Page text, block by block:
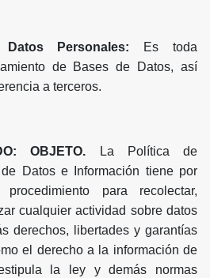
Datos Personales:
Es toda
de Bases de Datos, así
a terceros.
OBJETO.
La Política de
Datos e Información tiene por
para recolectar,
cualquier actividad sobre datos
derechos, libertades y garantías
el derecho a la información de
la ley y demás normas